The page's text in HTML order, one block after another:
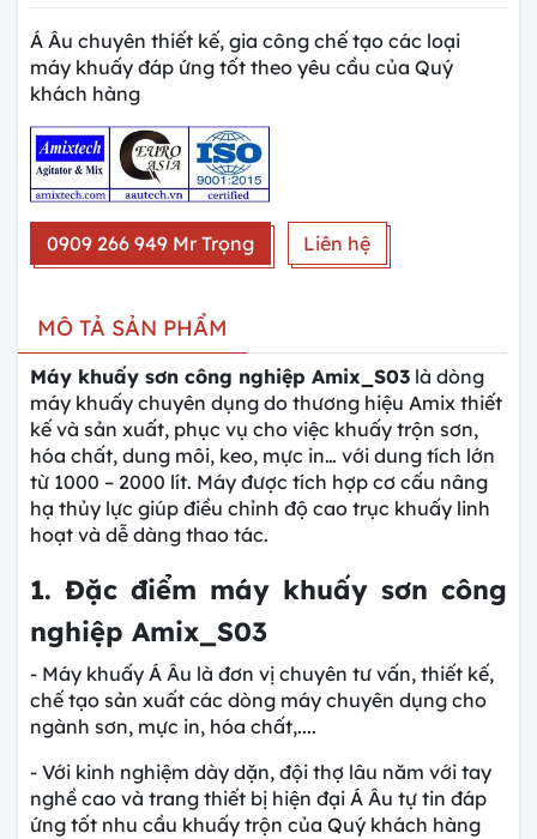
Á Âu chuyên thiết kế, gia công chế tạo các loại
máy khuấy đáp ứng tốt theo yêu cầu của Quý
khách hàng
0909 266 949 Mr Trọng Liên hệ
MÔ TẢ SẢN PHẨM
Máy khuấy sơn công nghiệp Amix_S03 là dòng
máy khuấy chuyên dụng do thương hiệu Amix thiết
kế và sản xuất, phục vụ cho việc khuấy trộn sơn,
hóa chất, dung môi, keo, mực in… với dung tích lớn
từ 1000 – 2000 lít. Máy được tích hợp cơ cấu nâng
hạ thủy lực giúp điều chỉnh độ cao trục khuấy linh
hoạt và dễ dàng thao tác.
1. Đặc điểm máy khuấy sơn công
nghiệp Amix_S03
- Máy khuấy Á Âu là đơn vị chuyên tư vấn, thiết kế,
chế tạo sản xuất các dòng máy chuyên dụng cho
ngành sơn, mực in, hóa chất,....
- Với kinh nghiệm dày dặn, đội thợ lâu năm với tay
nghề cao và trang thiết bị hiện đại Á Âu tự tin đáp
ứng tốt nhu cầu khuấy trộn của Quý khách hàng